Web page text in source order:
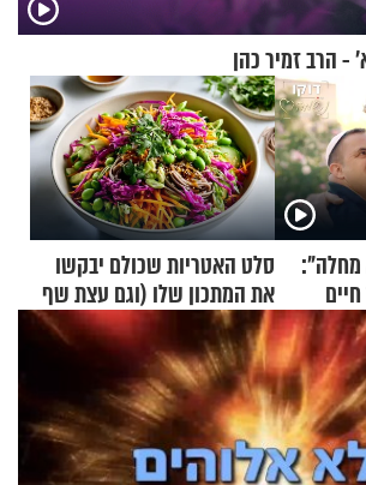
- הרב זמיר כהן
מחלה":
סלט האטריות שכולם יבקשו
את המתכון שלו (וגם עצת שף
להגשת הרוטב)